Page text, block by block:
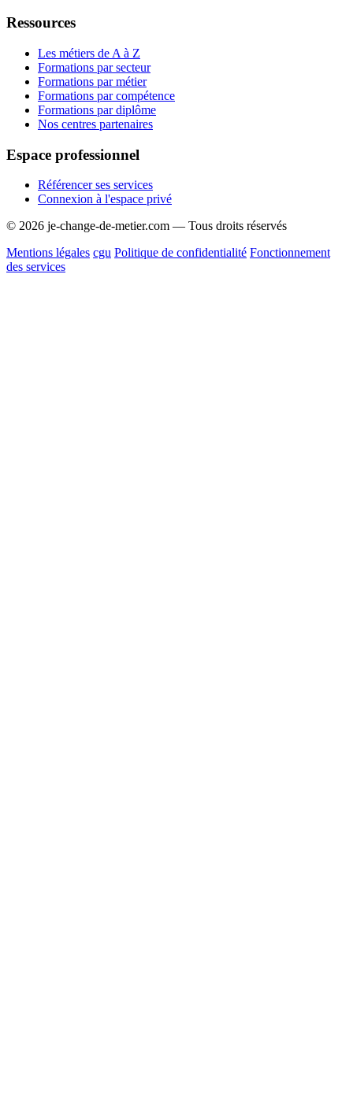
Ressources
Les métiers de A à Z
Formations par secteur
Formations par métier
Formations par compétence
Formations par diplôme
Nos centres partenaires
Espace professionnel
Référencer ses services
Connexion à l'espace privé
© 2026 je-change-de-metier.com — Tous droits réservés
Mentions légales cgu Politique de confidentialité Fonctionnement
des services